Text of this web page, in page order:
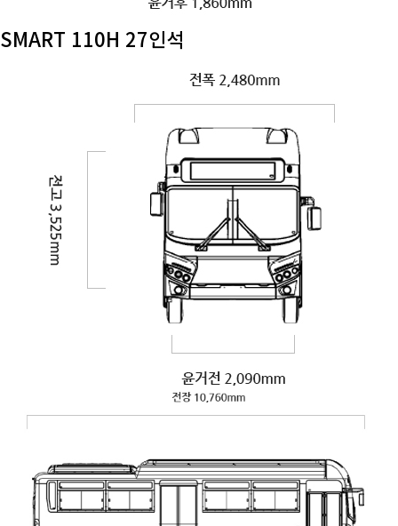
SMART 110H 27인석